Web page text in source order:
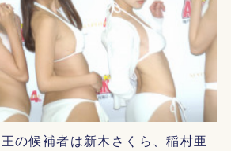
の候補者は新木さくら、稲村亜